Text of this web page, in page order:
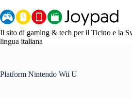
al
contenuto
Il sito di gaming & tech per il Ticino e la
lingua italiana
Platform Nintendo Wii U